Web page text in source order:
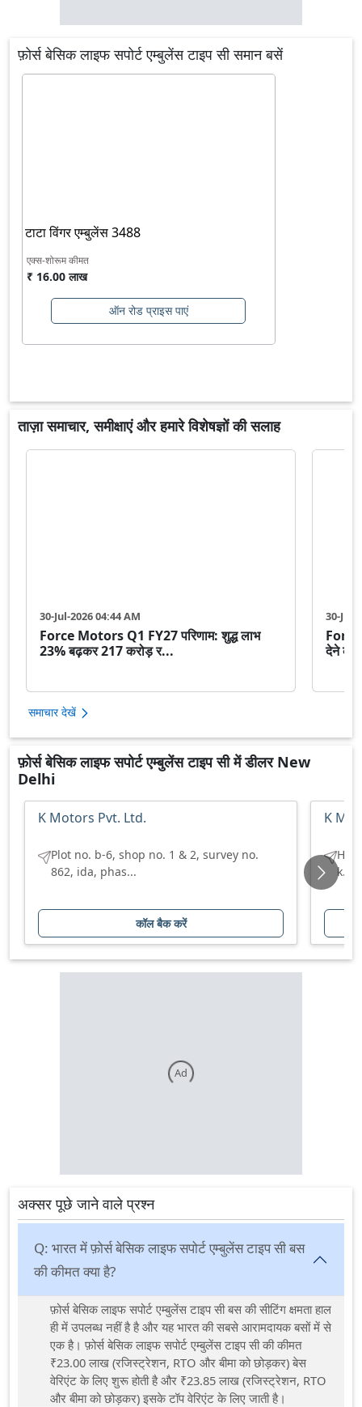
फ़ोर्स बेसिक लाइफ सपोर्ट एम्बुलेंस टाइप सी समान बसें
टाटा विंगर एम्बुलेंस 3488
एक्स-शोरूम कीमत
₹ 16.00 लाख
ऑन रोड प्राइस पाएं
ताज़ा समाचार, समीक्षाएं और हमारे विशेषज्ञों की सलाह
30-Jul-2026 04:44 AM
Force Motors Q1 FY27 परिणाम: शुद्ध लाभ
23% बढ़कर 217 करोड़ र...
30-
Force
देने के
समाचार देखें
फ़ोर्स बेसिक लाइफ सपोर्ट एम्बुलेंस टाइप सी में डीलर New
Delhi
K Motors Pvt. Ltd.
Plot no. b-6, shop no. 1 & 2, survey no.
862, ida, phas...
कॉल बैक करें
K
H
k.u
Ad
अक्सर पूछे जाने वाले प्रश्न
Q: भारत में फ़ोर्स बेसिक लाइफ सपोर्ट एम्बुलेंस टाइप सी बस
की कीमत क्या है?
फ़ोर्स बेसिक लाइफ सपोर्ट एम्बुलेंस टाइप सी बस की सीटिंग क्षमता हाल
ही में उपलब्ध नहीं है है और यह भारत की सबसे आरामदायक बसों में से
एक है। फ़ोर्स बेसिक लाइफ सपोर्ट एम्बुलेंस टाइप सी की कीमत
₹23.00 लाख (रजिस्ट्रेशन, RTO और बीमा को छोड़कर) बेस
वेरिएंट के लिए शुरू होती है और ₹23.85 लाख (रजिस्ट्रेशन, RTO
और बीमा को छोड़कर) इसके टॉप वेरिएंट के लिए जाती है।